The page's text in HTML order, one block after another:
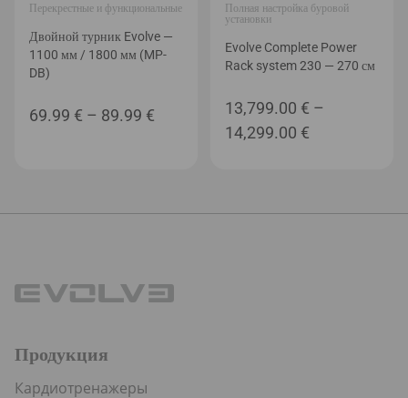
Перекрестные и функциональные
Двойной турник Evolve —
1100 мм / 1800 мм (MP-
DB)
69.99 € – 89.99 € Диапазон
89.99 €
Полная настройка буровой
установки
Evolve Complete Power
Rack system 230 — 270 см
13,799.00 € –
14,299.00 €
Продукция
Кардиотренажеры